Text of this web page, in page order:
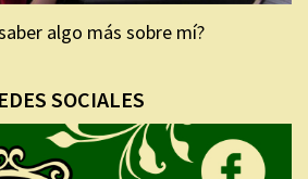
algo más sobre mí?
SOCIALES